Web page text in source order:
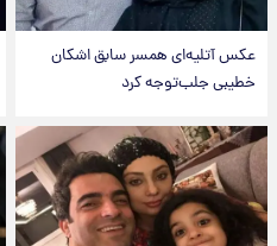
عکس‌ آتلیه‌ای همسر سابق اشکان
خطیبی جلب‌توجه کرد